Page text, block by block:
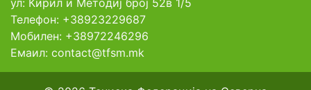
ул: Кирил и Методиј број 52в 1/5
Телефон: +38923229687
Мобилен: +38972246296
Емаил: contact@tfsm.mk